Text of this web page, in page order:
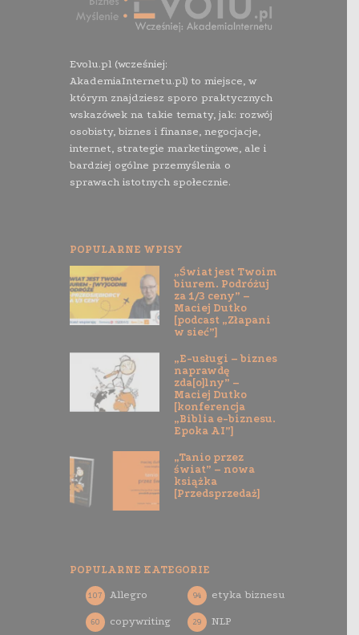
Evolu.pl (wcześniej:
AkademiaInternetu.pl) to miejsce, w
którym znajdziesz sporo praktycznych
wskazówek na takie tematy, jak: rozwój
osobisty, biznes i finanse, negocjacje,
internet, strategie marketingowe, ale i
bardziej ogólne przemyślenia o
sprawach istotnych społecznie.
POPULARNE WPISY
„Świat jest Twoim
biurem. Podróżuj
za 1/3 ceny” –
Maciej Dutko
[podcast „Złapani
w sieć”]
„E-usługi – biznes
naprawdę
zda[o]lny” –
Maciej Dutko
[konferencja
„Biblia e-biznesu.
Epoka AI”]
„Tanio przez
świat” – nowa
książka
[Przedsprzedaż]
POPULARNE KATEGORIE
Allegro
107
copywriting
60
etyka biznesu
94
NLP
29